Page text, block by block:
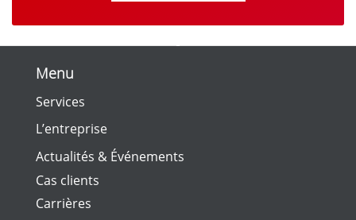
Menu
Services
L’entreprise
Actualités & Événements
Cas clients
Carrières